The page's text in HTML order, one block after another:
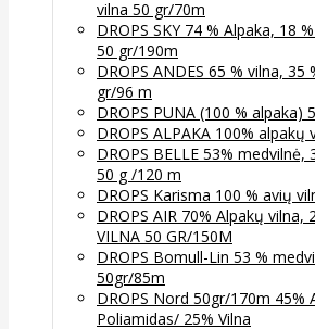
vilna 50 gr/70m
DROPS SKY 74 % Alpaka, 18
50 gr/190m
DROPS ANDES 65 % vilna, 35
gr/96 m
DROPS PUNA (100 % alpaka)
DROPS ALPAKA 100% alpakų
DROPS BELLE 53% medvilnė,
50 g /120 m
DROPS Karisma 100 % avių
DROPS AIR 70% Alpakų vilna,
VILNA 50 GR/150M
DROPS Bomull-Lin 53 %
50gr/85m
DROPS Nord 50gr/170m 45%
Poliamidas/ 25% Vilna